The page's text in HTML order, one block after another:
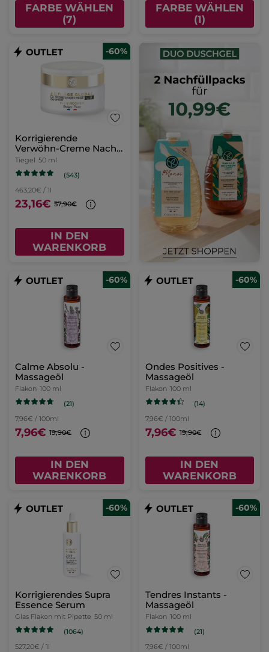
FARBE WÄHLEN
(7)
FARBE WÄHLEN
(1)
-60%
Korrigierende
Verwöhn-Creme Nacht
50 ml
Tiegel 50 ml
(543)
463,20€ / 1l
23,16€ 57,90€
IN DEN
WARENKORB
-60%
Calme Absolu -
Massageöl
Flakon 100 ml
(21)
7,96€ / 100ml
7,96€ 19,90€
IN DEN
WARENKORB
-60%
Ondes Positives -
Massageöl
Flakon 100 ml
(14)
7,96€ / 100ml
7,96€ 19,90€
IN DEN
WARENKORB
-60%
Korrigierendes Supra
Essence Serum
Glas Flakon mit Pipette 50 ml
(1064)
527,20€ / 1l
-60%
Tendres Instants -
Massageöl
Flakon 100 ml
(21)
7,96€ / 100ml